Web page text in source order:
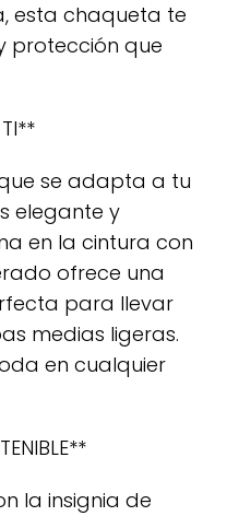
esta chaqueta te
protección que
se adapta a tu
elegante y
en la cintura con
ofrece una
para llevar
medias ligeras.
en cualquier
la insignia de